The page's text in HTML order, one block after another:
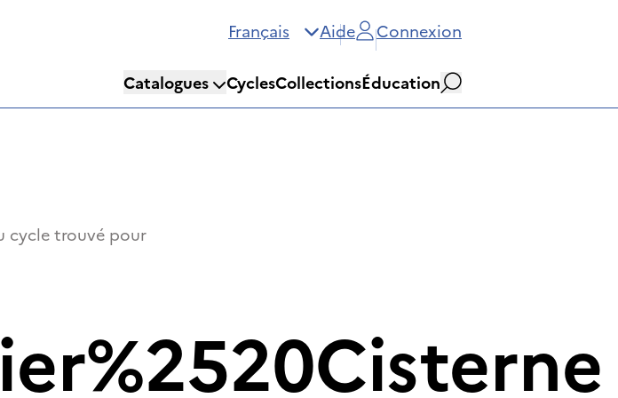
Français Aide Connexion
Catalogues CyclesCollectionsÉducation
Rechercher
cycle trouvé pour